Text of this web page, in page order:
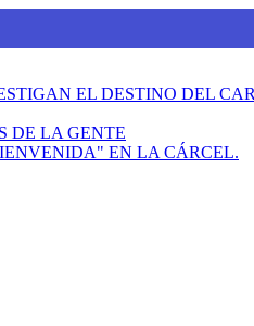
EL DESTINO DEL
DE LA GENTE
EN LA CÁRCEL.